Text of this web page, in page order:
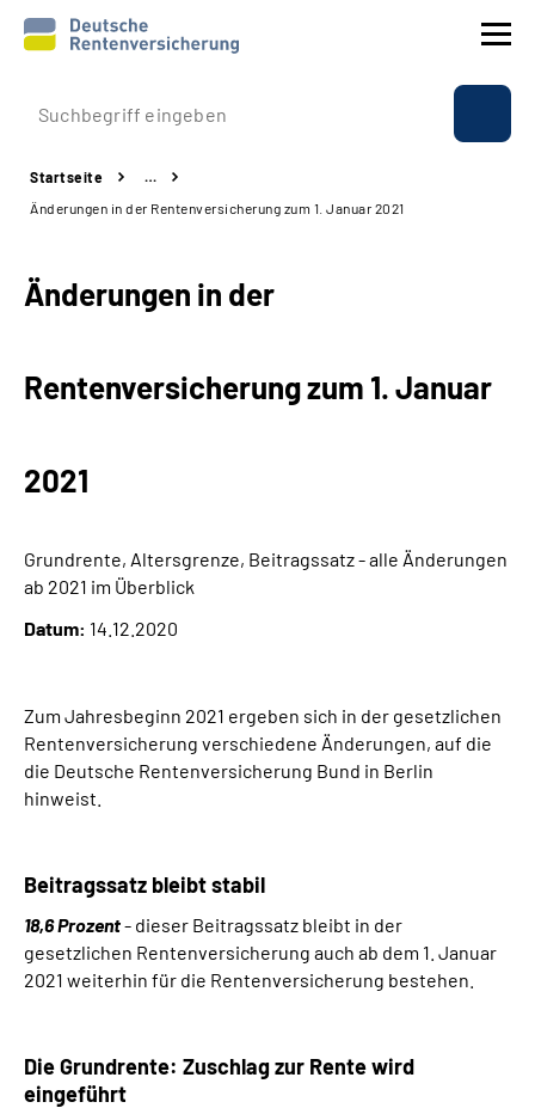
Prävention
Reha
Experten
Suche
Inhalte in Gebärdensprache (DGS)
Leichte Sprache
Mein Kundenportal
Startseite
…
Änderungen in der Rentenversicherung zum 1. Januar 2021
Änderungen in der
Rentenversicherung zum 1. Januar
2021
Grundrente, Altersgrenze, Beitragssatz - alle Änderungen
ab 2021 im Überblick
Datum: 14.12.2020
Zum Jahresbeginn 2021 ergeben sich in der gesetzlichen
Rentenversicherung verschiedene Änderungen, auf die
die Deutsche Rentenversicherung Bund in Berlin
hinweist.
Beitragssatz bleibt stabil
18,6 Prozent- dieser Beitragssatz bleibt in der
gesetzlichen Rentenversicherung auch ab dem 1. Januar
2021 weiterhin für die Rentenversicherung bestehen.
Die Grundrente: Zuschlag zur Rente wird
eingeführt